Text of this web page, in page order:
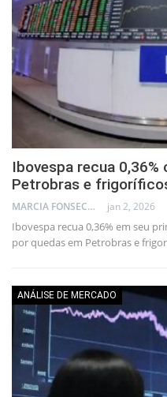
Ibovespa recua 0,36%
Petrobras e
MARCIA FONSECA - FINANCIAL CONSULTANT jan 2, 2026
Ibovespa recua 0,36% em seu
por quedas em Petrobras e
ANÁLISE DE MERCADO